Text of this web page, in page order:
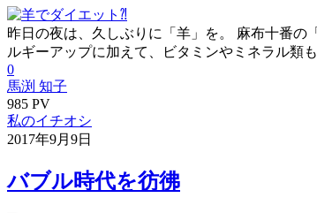
昨日の夜は、久しぶりに「羊」を。 麻布十番
ルギーアップに加えて、ビタミンやミネラル類
0
馬渕 知子
985 PV
私のイチオシ
2017年9月9日
バブル時代を彷彿